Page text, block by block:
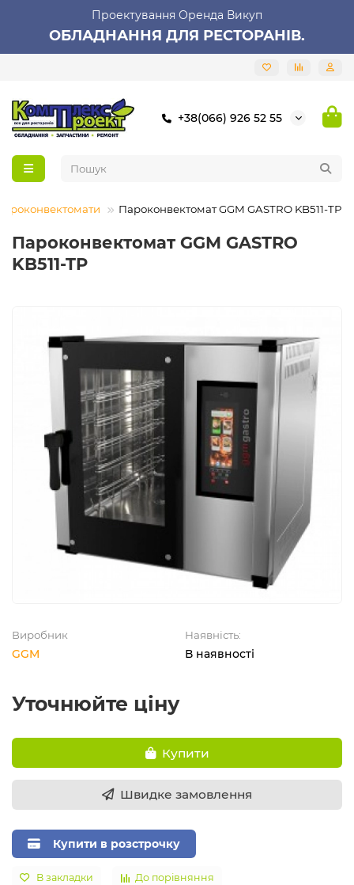
Проектування Оренда Викуп
ОБЛАДНАННЯ ДЛЯ РЕСТОРАНІВ.
+38(066) 926 52 55
Пароконвектомат GGM GASTRO KB511-TP
Пароконвектомат GGM GASTRO
KB511-TP
Виробник
GGM
Наявність:
В наявності
Уточнюйте ціну
Купити
Швидке замовлення
Купити в розстрочку
В закладки До порівняння